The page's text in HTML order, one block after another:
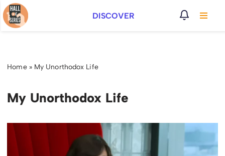
Vai
DISCOVER
Home» My Unorthodox Life
My Unorthodox Life